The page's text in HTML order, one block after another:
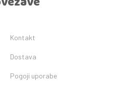
Kontakt
Dostava
Pogoji uporabe